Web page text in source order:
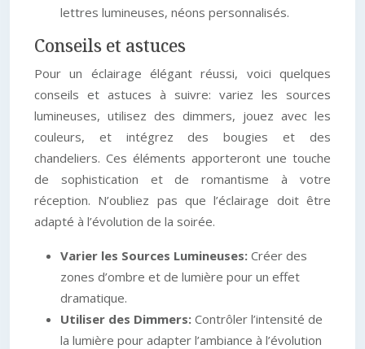
lettres lumineuses, néons personnalisés.
Conseils et astuces
Pour un éclairage élégant réussi, voici quelques
conseils et astuces à suivre: variez les sources
lumineuses, utilisez des dimmers, jouez avec les
couleurs, et intégrez des bougies et des
chandeliers. Ces éléments apporteront une touche
de sophistication et de romantisme à votre
réception. N’oubliez pas que l’éclairage doit être
adapté à l’évolution de la soirée.
Varier les Sources Lumineuses: Créer des
zones d’ombre et de lumière pour un effet
dramatique.
Utiliser des Dimmers: Contrôler l’intensité de
la lumière pour adapter l’ambiance à l’évolution